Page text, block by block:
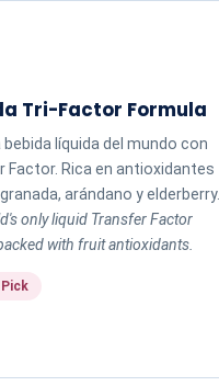
Tri-Factor Formula
bebida líquida del mundo con
Factor. Rica en antioxidantes
arándano y elderberry.
only liquid Transfer Factor
with fruit antioxidants.
Pick